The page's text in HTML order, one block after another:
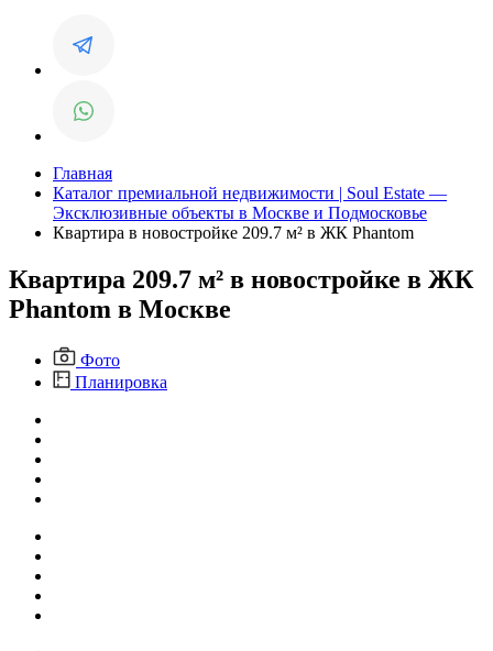
Главная
Каталог премиальной недвижимости | Soul Estate —
Эксклюзивные объекты в Москве и Подмосковье
Квартира в новостройке 209.7 м² в ЖК Phantom
Квартира 209.7 м² в новостройке в ЖК
Phantom в Москве
Фото
Планировка